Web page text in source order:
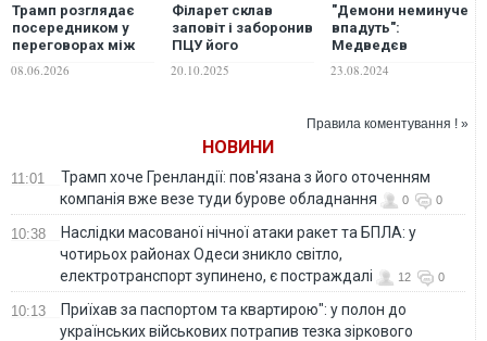
Трамп розглядає
посередником у
переговорах між
патріарха, який не
08.06.2026
Філарет склав
заповіт і заборонив
ПЦУ його
20.10.2025
"Демони неминуче
впадуть":
Медведєв
заборону РПЦ в
23.08.2024
Правила коментування ! »
НОВИНИ
11:01
Трамп хоче Гренландії: пов'язана з його оточенням
компанія вже везе туди бурове обладнання
0 0
10:38
Наслідки масованої нічної атаки ракет та БПЛА: у
чотирьох районах Одеси зникло світло,
електротранспорт зупинено, є постраждалі
12 0
10:13
Приїхав за паспортом та квартирою": у полон до
українських військових потрапив тезка зіркового